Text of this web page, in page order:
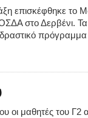
επισκέφθηκε το
στο Δερβένι.
οι μαθητές του Γ2